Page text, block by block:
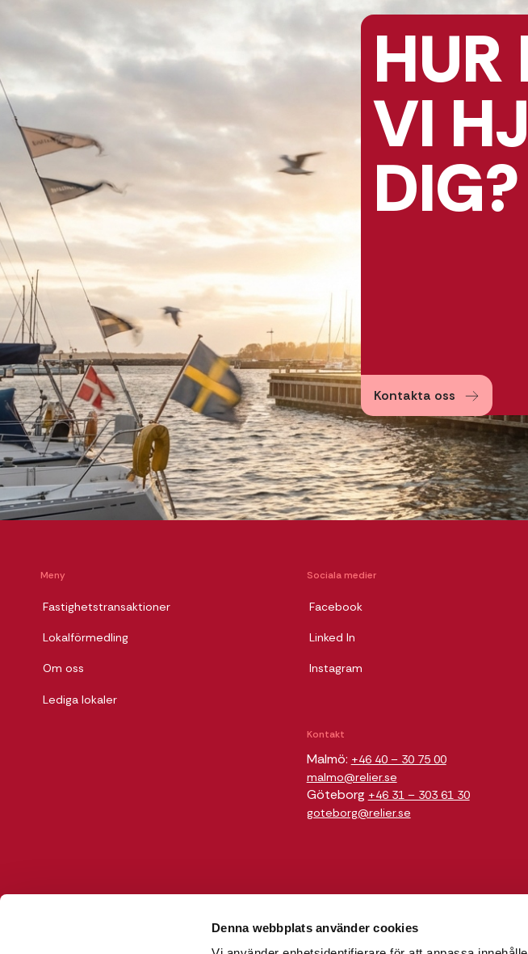
Denna webbplats använder cookies
HUR
VI
DIG?
Kontakta oss
Meny
Fastighetstransaktioner
Lokalförmedling
Om oss
Lediga lokaler
Sociala medier
Facebook
Linked In
Instagram
Kontakt
Malmö: +46 40 – 30 75 00
malmo@relier.se
Göteborg +46 31 – 303 61 30
goteborg@relier.se